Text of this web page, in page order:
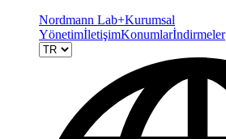
Nordmann Lab+Kurumsal
YönetimİletişimKonumlarİndirmeler